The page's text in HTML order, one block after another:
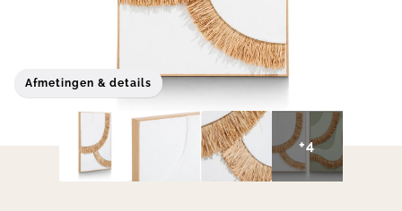
Afmetingen & details
+4